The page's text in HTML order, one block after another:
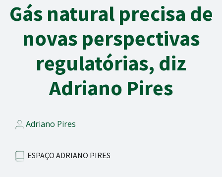
Gás natural precisa de
novas perspectivas
regulatórias, diz
Adriano Pires
Adriano Pires
ESPAÇO ADRIANO PIRES